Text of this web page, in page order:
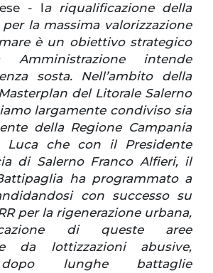
- la riqualificazione della
la massima valorizzazione
è un obiettivo strategico
Amministrazione intende
sosta. Nell’ambito della
del Litorale Salerno
largamente condiviso sia
della Regione Campania
Luca che con il Presidente
di Salerno Franco Alfieri, il
ha programmato a
con successo su
per la rigenerazione urbana,
di queste aree
da lottizzazioni abusive,
lunghe battaglie